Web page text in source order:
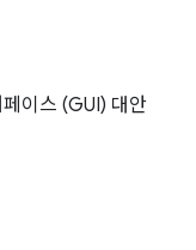
이스 (GUI) 대안